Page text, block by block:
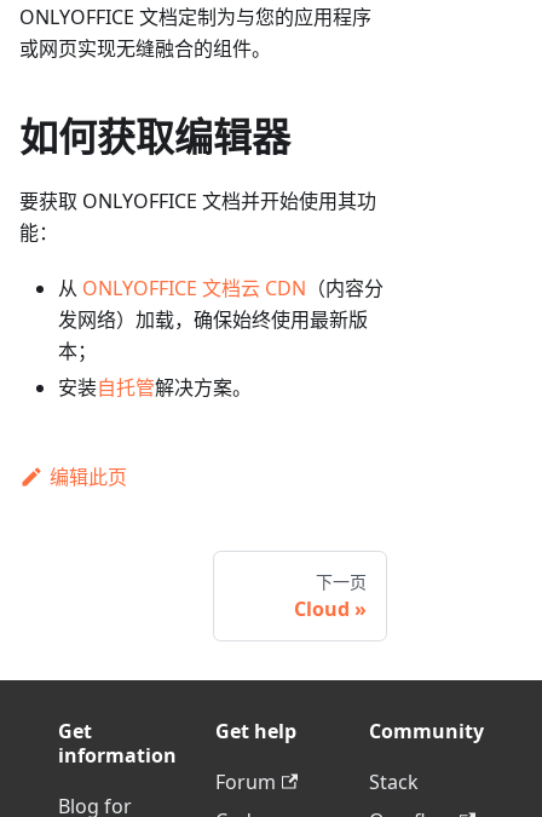
ONLYOFFICE 文档定制为与您的应用程序
或网页实现无缝融合的组件。
如何获取编辑器
要获取 ONLYOFFICE 文档并开始使用其功
能：
从 ONLYOFFICE 文档云 CDN （内容分
发网络）加载，确保始终使用最新版
本；
安装自托管解决方案。
编辑此页
下一页
Cloud
Get
information
Blog for
Get help
Forum
Community
Stack